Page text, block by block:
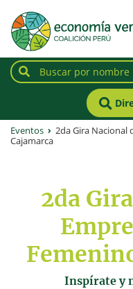
Eventos
2da Gira Nacional
Cajamarca
2da
Inspírate y